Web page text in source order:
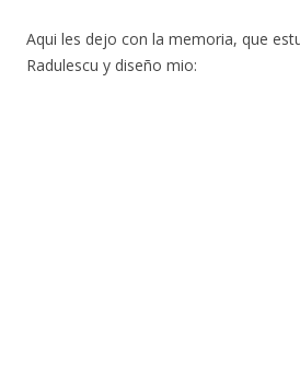
Aqui les dejo con la memoria, que
Radulescu y diseño mio: